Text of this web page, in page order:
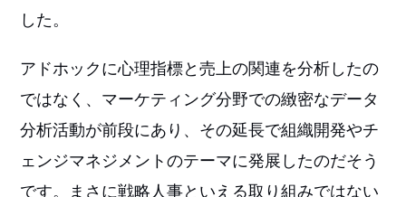
した。
アドホックに心理指標と売上の関連を分析したの
ではなく、マーケティング分野での緻密なデータ
分析活動が前段にあり、その延長で組織開発やチ
ェンジマネジメントのテーマに発展したのだそう
です。まさに戦略人事といえる取り組みではない